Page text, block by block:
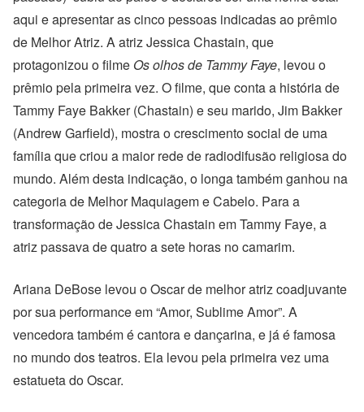
aqui e apresentar as cinco pessoas indicadas ao prêmio
de Melhor Atriz. A atriz Jessica Chastain, que
protagonizou o filme Os olhos de Tammy Faye, levou o
prêmio pela primeira vez. O filme, que conta a história de
Tammy Faye Bakker (Chastain) e seu marido, Jim Bakker
(Andrew Garfield), mostra o crescimento social de uma
família que criou a maior rede de radiodifusão religiosa do
mundo. Além desta indicação, o longa também ganhou na
categoria de Melhor Maquiagem e Cabelo. Para a
transformação de Jessica Chastain em Tammy Faye, a
atriz passava de quatro a sete horas no camarim.
Ariana DeBose levou o Oscar de melhor atriz coadjuvante
por sua performance em “Amor, Sublime Amor”. A
vencedora também é cantora e dançarina, e já é famosa
no mundo dos teatros. Ela levou pela primeira vez uma
estatueta do Oscar.